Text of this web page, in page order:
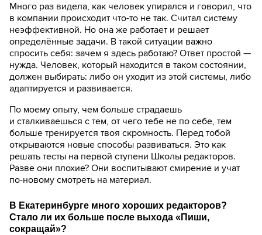
Много раз видела, как человек упирался и говорил, что
в компании происходит что-то не так. Считал систему
неэффективной. Но она же работает и решает
определённые задачи. В такой ситуации важно
спросить себя: зачем я здесь работаю? Ответ простой —
нужда. Человек, который находится в таком состоянии,
должен выбирать: либо он уходит из этой системы, либо
адаптируется и развивается.
По моему опыту, чем больше страдаешь
и сталкиваешься с тем, от чего тебе не по себе, тем
больше тренируется твоя скромность. Перед тобой
открываются новые способы развиваться. Это как
решать тесты на первой ступени Школы редакторов.
Разве они плохие? Они воспитывают смирение и учат
по-новому смотреть на материал.
В Екатеринбурге много хороших редакторов?
Стало ли их больше после выхода «Пиши,
сокращай»?